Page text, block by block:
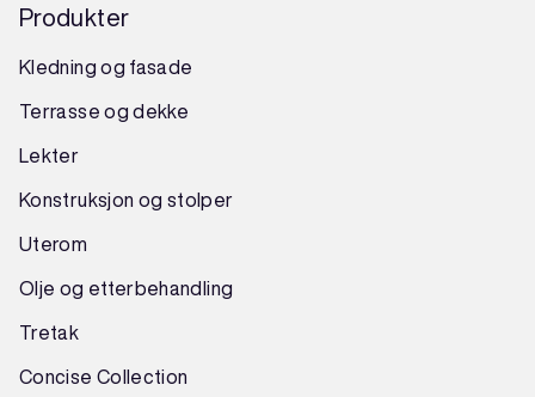
Produkter
Kledning og fasade
Terrasse og dekke
Lekter
Konstruksjon og stolper
Uterom
Olje og etterbehandling
Tretak
Concise Collection